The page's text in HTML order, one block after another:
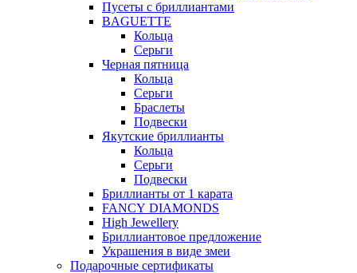
Пусеты с бриллиантами
BAGUETTE
Кольца
Серьги
Черная пятница
Кольца
Серьги
Браслеты
Подвески
Якутские бриллианты
Кольца
Серьги
Подвески
Бриллианты от 1 карата
FANCY DIAMONDS
High Jewellery
Бриллиантовое предложение
Украшения в виде змеи
Подарочные сертификаты